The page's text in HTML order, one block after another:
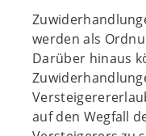
werden als
Darüber hinaus
auf den Wegfall